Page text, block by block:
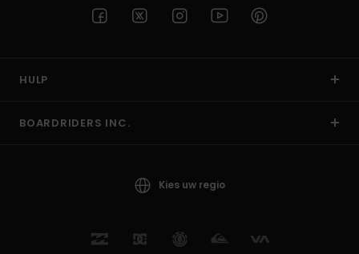
HULP
BOARDRIDERS INC.
Kies uw regio